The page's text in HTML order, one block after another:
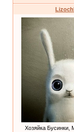
Хозяйка Бусинки,